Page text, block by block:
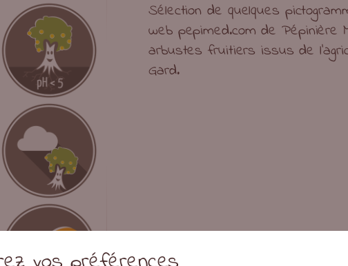
Sélection de quelques
web pepimed.com de Pépinière
arbustes fruitiers issus de
Gard.